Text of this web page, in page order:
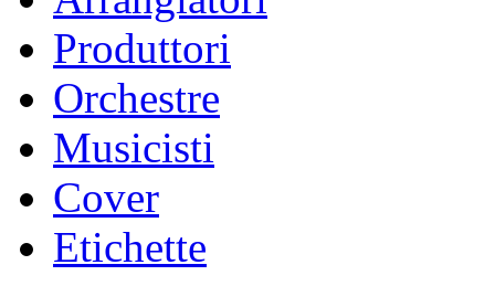
Produttori
Orchestre
Musicisti
Cover
Etichette